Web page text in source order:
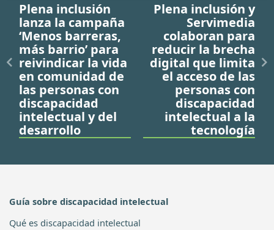
Plena inclusión
lanza la campaña
‘Menos barreras,
más barrio’ para
reivindicar la vida
en comunidad de
las personas con
discapacidad
intelectual y del
desarrollo
Plena inclusión y
Servimedia
colaboran para
reducir la brecha
digital que limita
el acceso de las
personas con
discapacidad
intelectual a la
tecnología
Guía sobre discapacidad intelectual
Qué es discapacidad intelectual